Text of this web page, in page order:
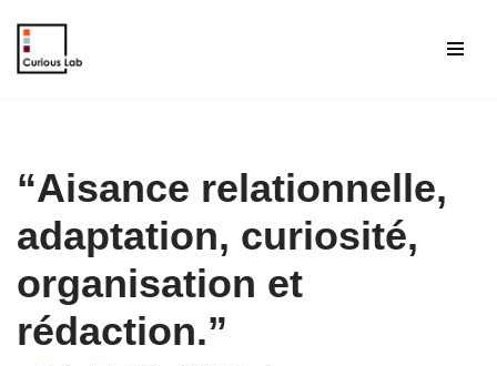
Aller
“Aisance relationnelle,
adaptation, curiosité,
organisation et
rédaction.”